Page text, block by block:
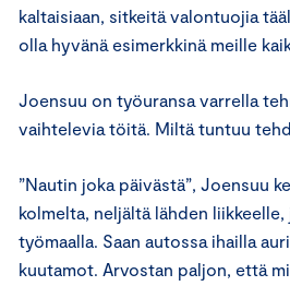
kaltaisiaan, sitkeitä valontuojia
olla hyvänä esimerkkinä meille
Joensuu on työuransa varrella
vaihtelevia töitä. Miltä tuntuu
”Nautin joka päivästä”, Joensuu
kolmelta, neljältä lähden
työmaalla. Saan autossa ihailla
kuutamot. Arvostan paljon, että